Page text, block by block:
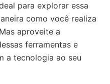
para explorar essa
como você realiza
aproveite a
ferramentas e
a tecnologia ao seu